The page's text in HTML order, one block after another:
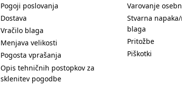
Pogoji poslovanja
Dostava
Vračilo blaga
Menjava velikosti
Pogosta vprašanja
Opis tehničnih postopkov za
sklenitev pogodbe
Varovanje
Stvarna
blaga
Pritožbe
Piškotki